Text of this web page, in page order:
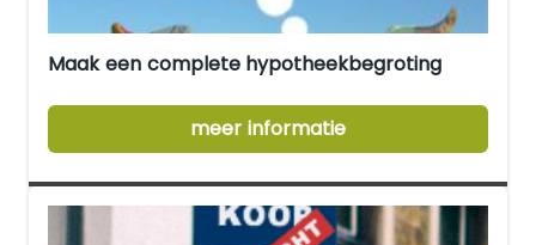
Maak een complete hypotheekbegroting
meer informatie